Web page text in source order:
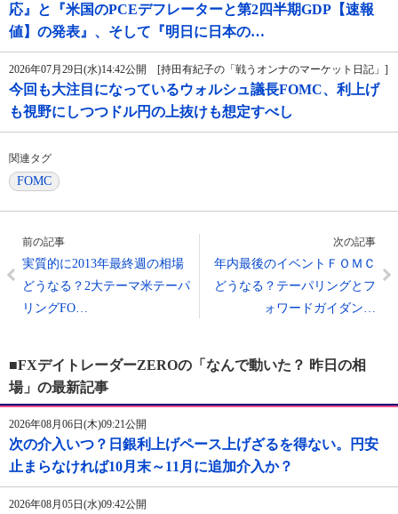
応』と『米国のPCEデフレーターと第2四半期GDP【速報
値】の発表』、そして『明日に日本の…
2026年07月29日(水)14:42公開 [持田有紀子の「戦うオンナのマーケット日記」]
今回も大注目になっているウォルシュ議長FOMC、利上げ
も視野にしつつドル円の上抜けも想定すべし
関連タグ
FOMC
前の記事
実質的に2013年最終週の相場
どうなる？2大テーマ米テーパ
リングFO…
次の記事
年内最後のイベントＦＯＭＣ
どうなる？テーパリングとフ
ォワードガイダン…
■FXデイトレーダーZEROの「なんで動いた？ 昨日の相
場」の最新記事
2026年08月06日(木)09:21公開
次の介入いつ？日銀利上げペース上げざるを得ない。円安
止まらなければ10月末～11月に追加介入か？
2026年08月05日(水)09:42公開